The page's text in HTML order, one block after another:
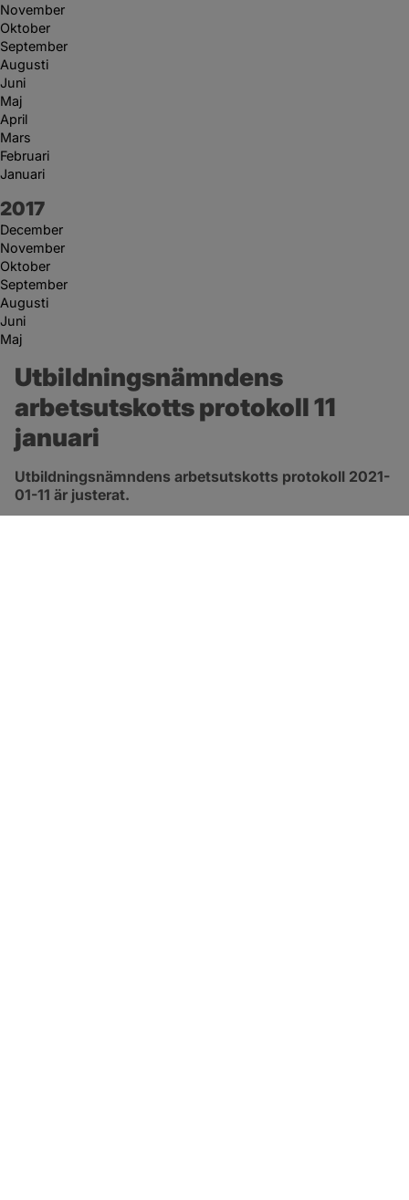
November
Oktober
September
Augusti
Juni
Maj
April
Mars
Februari
Januari
År:
2017
December
November
Oktober
September
Augusti
Juni
Maj
Utbildningsnämndens
arbetsutskotts protokoll 11
januari
Utbildningsnämndens arbetsutskotts protokoll 2021-
01-11 är justerat.